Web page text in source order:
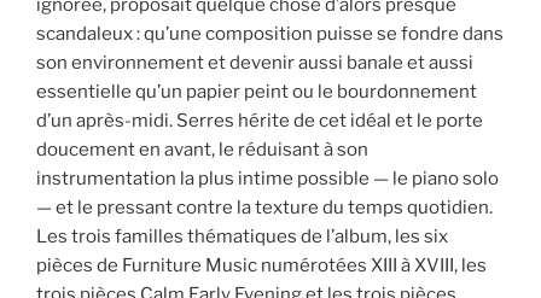
ignorée, proposait quelque chose d’alors presque
scandaleux : qu’une composition puisse se fondre dans
son environnement et devenir aussi banale et aussi
essentielle qu’un papier peint ou le bourdonnement
d’un après-midi. Serres hérite de cet idéal et le porte
doucement en avant, le réduisant à son
instrumentation la plus intime possible — le piano solo
— et le pressant contre la texture du temps quotidien.
Les trois familles thématiques de l’album, les six
pièces de Furniture Music numérotées XIII à XVIII, les